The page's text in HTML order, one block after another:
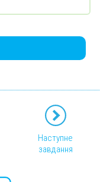
Наступне
завдання